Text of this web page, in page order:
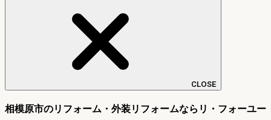
CLOSE
相模原市のリフォーム・外装リフォームならリ・フォーユー